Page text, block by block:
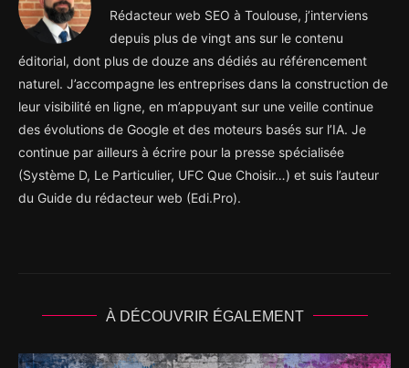
Rédacteur web SEO à Toulouse, j’interviens
depuis plus de vingt ans sur le contenu
éditorial, dont plus de douze ans dédiés au référencement
naturel. J’accompagne les entreprises dans la construction de
leur visibilité en ligne, en m’appuyant sur une veille continue
des évolutions de Google et des moteurs basés sur l’IA. Je
continue par ailleurs à écrire pour la presse spécialisée
(Système D, Le Particulier, UFC Que Choisir…) et suis l’auteur
du Guide du rédacteur web (Edi.Pro).
À DÉCOUVRIR ÉGALEMENT